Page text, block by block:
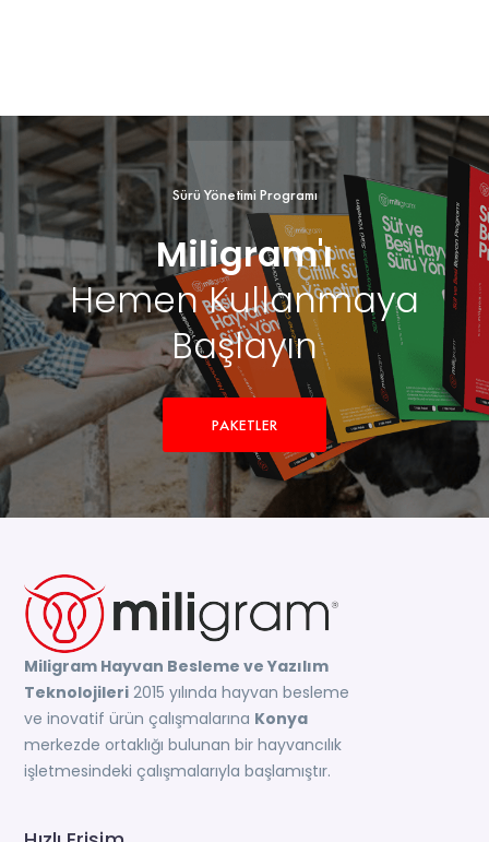
Sürü Yönetimi Programı
Miligram'ı
Hemen Kullanmaya
Başlayın
PAKETLER
Miligram Hayvan Besleme ve Yazılım
Teknolojileri 2015 yılında hayvan besleme
ve inovatif ürün çalışmalarına Konya
merkezde ortaklığı bulunan bir hayvancılık
işletmesindeki çalışmalarıyla başlamıştır.